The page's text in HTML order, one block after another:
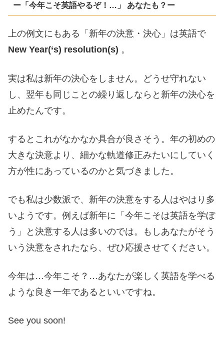
ー「今年こそ英語やるぞ！…」 あなたも？ー
上の例文にもある「新年の決意・決心」は英語で
New Year(‘s) resolution(s) 。
実は私は新年の決心をしません。どうせ守れない
し、翌年も同じことの繰り返しならと新年の決心を
止めたんです。
するとこれがなかなか具合が良さそう。年の初めの
大きな決意より、細かな軌道修正みたいにしていく
方が性にあっているのかと気づきました。
でも私は少数派で、新年の決意をする人はやはり多
いようです。例えば新年に「今年こそは英語を学ぼ
う」と決意する人は多いのでは。もしあなたがそう
いう決意をされたなら、ぜひ応援させてください。
今年は…今年こそ？…あなたが楽しく英語を学べる
ような良き一年であるといいですね。
See you soon!